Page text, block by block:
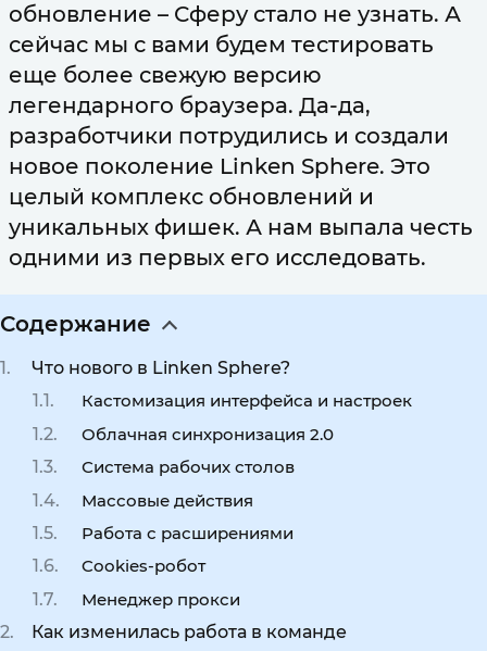
обновление – Сферу стало не узнать. А
сейчас мы с вами будем тестировать
еще более свежую версию
легендарного браузера. Да-да,
разработчики потрудились и создали
новое поколение Linken Sphere. Это
целый комплекс обновлений и
уникальных фишек. А нам выпала честь
одними из первых его исследовать.
Содержание
Что нового в Linken Sphere?
Кастомизация интерфейса и настроек
Облачная синхронизация 2.0
Система рабочих столов
Массовые действия
Работа с расширениями
Cookies-робот
Менеджер прокси
Как изменилась работа в команде